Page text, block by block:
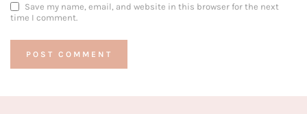
Save my name, email, and website in this browser for the next
time I comment.